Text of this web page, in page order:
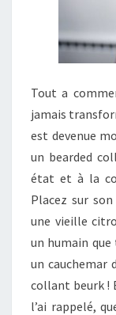
Tout a
jamais
est devenue
un bearded
état et à la
Placez sur
une vieille
un humain
un cauchemar
collant beurk !
l’ai rappelé,